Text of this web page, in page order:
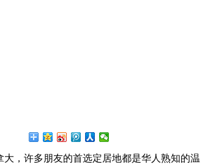
，许多朋友的首选定居地都是华人熟知的温